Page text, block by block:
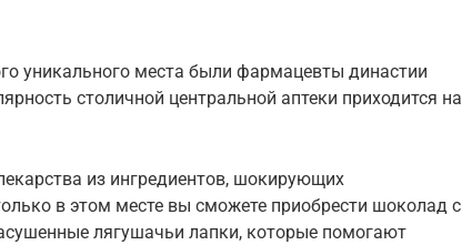
уникального места были фармацевты династии
столичной центральной аптеки приходится на
из ингредиентов, шокирующих
в этом месте вы сможете приобрести шоколад с
лягушачьи лапки, которые помогают